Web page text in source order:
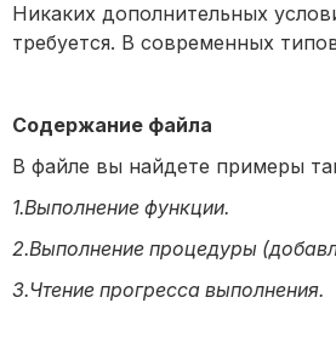
Никаких дополнительных
требуется. В современных
Содержание файла
В файле вы найдете примеры
1.Выполнение функции.
2.Выполнение процедуры
3.Чтение прогресса выполнения.